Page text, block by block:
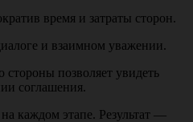
время и затраты сторон.
и взаимном уважении.
стороны позволяет увидеть
соглашения.
каждом этапе. Результат —